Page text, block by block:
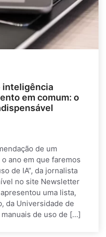
inteligência
em comum: o
de um
ano em que faremos
de IA”, da jornalista
no site Newsletter
uma lista,
da Universidade de
de uso de […]